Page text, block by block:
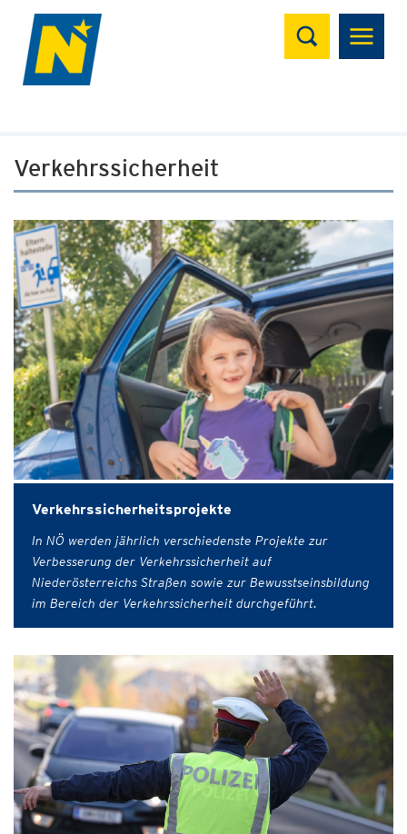
Suchen
Verkehrssicherheit
Verkehrssicherheitsprojekte
In NÖ werden jährlich verschiedenste Projekte zur
Verbesserung der Verkehrssicherheit auf
Niederösterreichs Straßen sowie zur Bewusstseinsbildung
im Bereich der Verkehrssicherheit durchgeführt.